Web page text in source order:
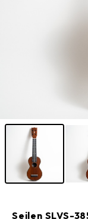
Seilen SLVS-